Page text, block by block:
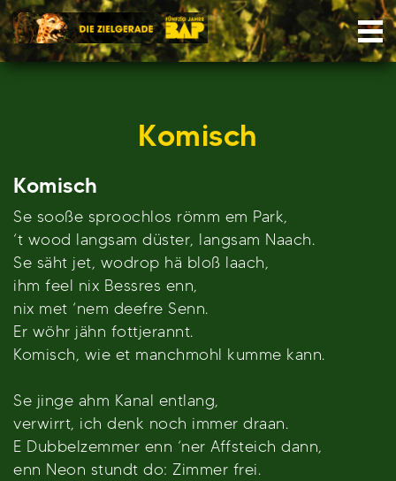
Skip
to
content
Komisch
Komisch
Se sooße sproochlos römm em Park,
‘t wood langsam düster, langsam Naach.
Se säht jet, wodrop hä bloß laach,
ihm feel nix Bessres enn,
nix met ‘nem deefre Senn.
Er wöhr jähn fottjerannt.
Komisch, wie et manchmohl kumme kann.
Se jinge ahm Kanal entlang,
verwirrt, ich denk noch immer draan.
E Dubbelzemmer enn ‘ner Affsteich dann,
enn Neon stundt do: Zimmer frei.